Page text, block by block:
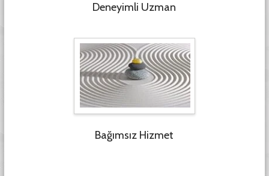
Deneyimli Uzman
Bağımsız Hizmet